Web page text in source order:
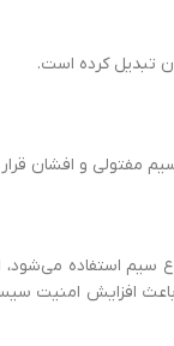
تبدیل کرده است.
مفتولی و افشان
سیم استفاده
افزایش امنیت